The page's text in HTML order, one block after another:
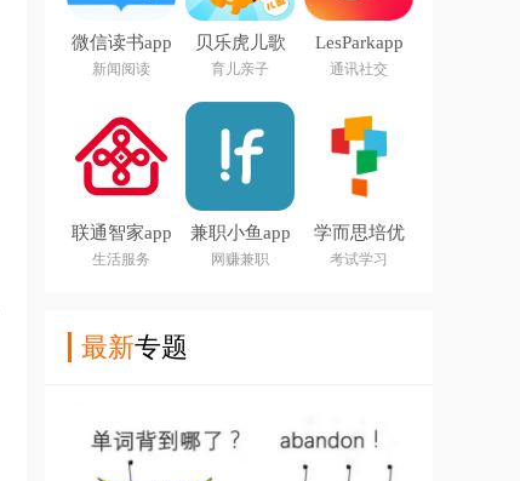
微信读书app
下载安装官方
版
新闻阅读
贝乐虎儿歌
app
育儿亲子
LesParkapp
通讯社交
联通智家app
官方正版
生活服务
兼职小鱼app
网赚兼职
学而思培优
考试学习
最新专题